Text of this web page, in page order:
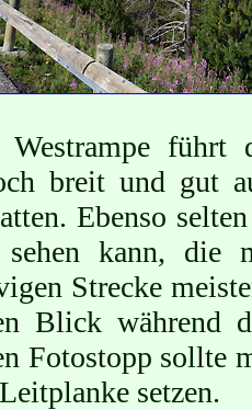
Westrampe führt
breit und gut
Ebenso
kann, die
Strecke
Blick während
Fotostopp sollte
setzen.